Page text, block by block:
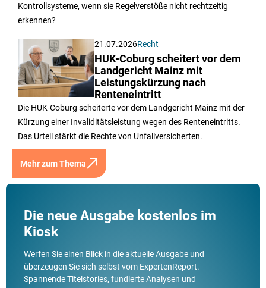
Kontrollsysteme, wenn sie Regelverstöße nicht rechtzeitig
erkennen?
21.07.2026Recht
HUK-Coburg scheitert vor dem
Landgericht Mainz mit
Leistungskürzung nach
Renteneintritt
Die HUK-Coburg scheiterte vor dem Landgericht Mainz mit der
Kürzung einer Invaliditätsleistung wegen des Renteneintritts.
Das Urteil stärkt die Rechte von Unfallversicherten.
Mehr zum Thema
Die neue Ausgabe kostenlos im
Kiosk
Werfen Sie einen Blick in die aktuelle Ausgabe und
überzeugen Sie sich selbst vom ExpertenReport.
Spannende Titelstories, fundierte Analysen und